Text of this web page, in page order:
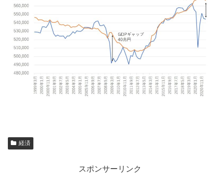
経済
スポンサーリンク